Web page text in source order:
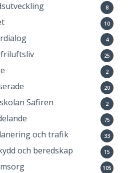
8
10
4
25
2
20
Safiren 2
75
och trafik 33
och beredskap 15
105